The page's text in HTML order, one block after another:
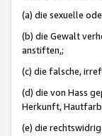
(a) die sexuelle
(b) die Gewalt
anstiften,;
(c) die falsche,
(d) die von Hass
Herkunft,
(e) die